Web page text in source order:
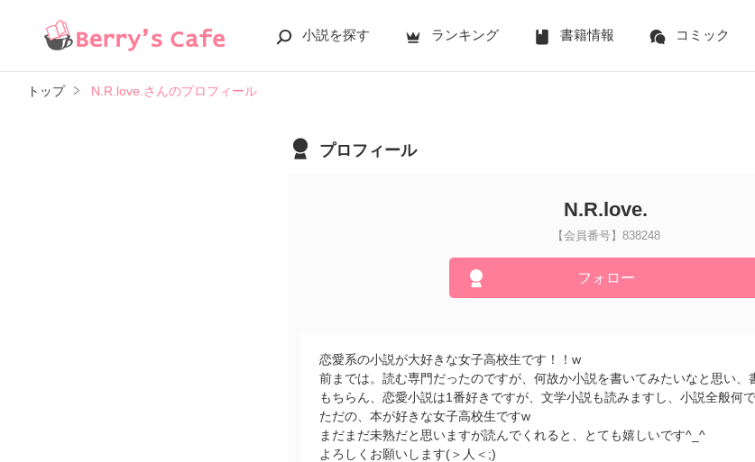
小説を探す ランキング 書籍情報 コミック
トップ N.R.love.さんのプロフィール
プロフィール
N.R.love.
【会員番号】838248
フォロー
恋愛系の小説が大好きな女子高校生です！！w
前までは。読む専門だったのですが、何故か小説を書いてみたいなと思い、
もちらん、恋愛小説は1番好きですが、文学小説も読みますし、小説全般何
ただの、本が好きな女子高校生ですw
まだまだ未熟だと思いますが読んでくれると、とても嬉しいです^_^
よろしくお願いします(＞人＜;)